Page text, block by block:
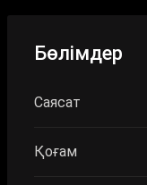
Бөлімдер
Саясат
Қоғам